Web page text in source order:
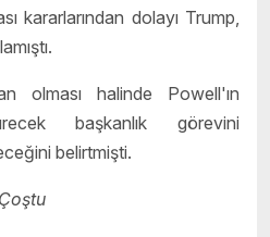
kararlarından dolayı Trump,
olması halinde Powell'ın
başkanlık görevini
belirtmişti.